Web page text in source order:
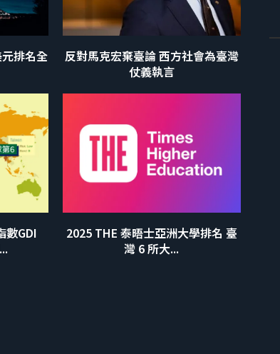
排名全
反對馬克宏棄臺論 西方社會為臺灣
仗義執言
數GDI
2025 THE 泰晤士亞洲大學排名 臺
灣 6 所大...